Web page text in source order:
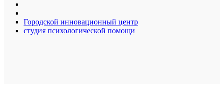
Городской инновационный центр
студия психологической помощи